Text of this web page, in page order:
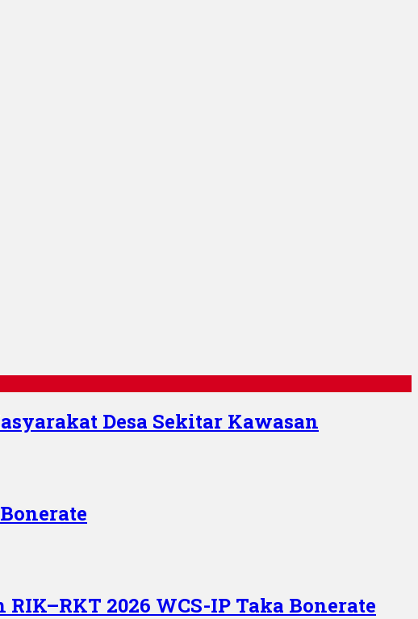
Desa Sekitar Kawasan
2026 WCS-IP Taka Bonerate